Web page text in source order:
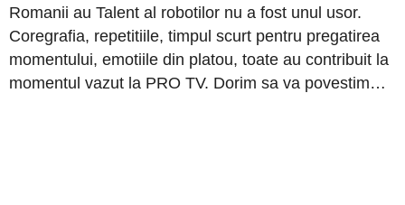
Romanii au Talent al robotilor nu a fost unul usor.
Coregrafia, repetitiile, timpul scurt pentru pregatirea
momentului, emotiile din platou, toate au contribuit la
momentul vazut la PRO TV. Dorim sa va povestim…